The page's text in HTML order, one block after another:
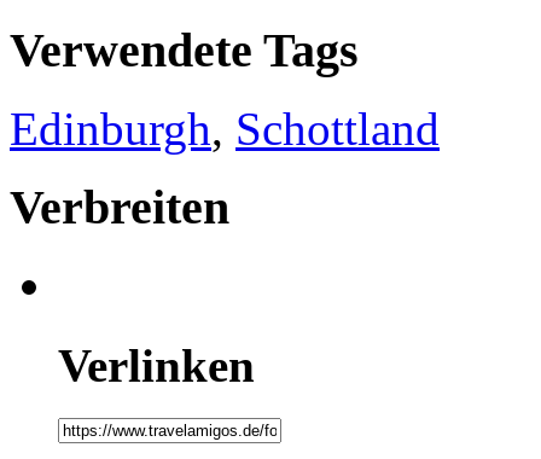
Verwendete Tags
Edinburgh, Schottland
Verbreiten
Verlinken